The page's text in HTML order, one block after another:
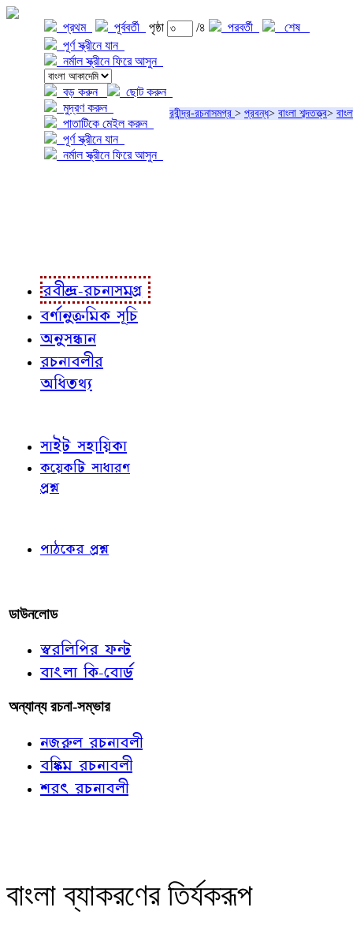
প্রথম পূর্ববর্তী পৃষ্ঠা /৪ পরবর্তী
শেষ
পূর্ণ স্ক্রীনে যান
নর্মাল স্ক্রীনে ফিরে আসুন
বড় করুন
ছোট করুন
মুদ্রণ করুন
পাতাটিকে মেইল করুন
পূর্ণ স্ক্রীনে যান
নর্মাল স্ক্রীনে ফিরে আসুন
রবীন্দ্র-রচনাসমগ্র > প্রবন্ধ> বাংলা শব্দতত্ত্ব>
রবীন্দ্র-রচনাসমগ্র
বর্ণানুক্রমিক সূচি
অনুসন্ধান
রচনাবলীর
অধিতথ্য
সাইট সহায়িকা
কয়েকটি সাধারণ
প্রশ্ন
পাঠকের প্রশ্ন
ডাউনলোড
স্বরলিপির ফন্ট
বাংলা কি-বোর্ড
অন্যান্য রচনা-সম্ভার
নজরুল রচনাবলী
বঙ্কিম রচনাবলী
শরৎ রচনাবলী
বাংলা ব্যাকরণের তির্যকরূপ